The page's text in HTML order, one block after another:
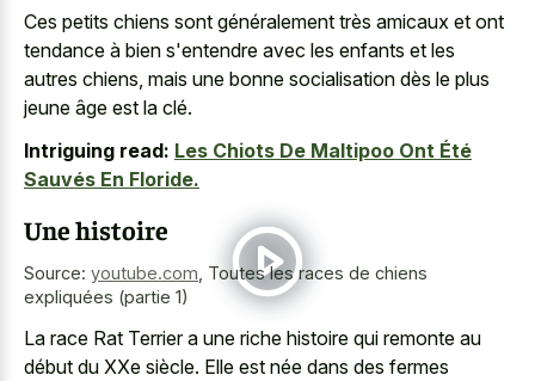
Ces petits chiens sont généralement très amicaux et ont
tendance à bien s'entendre avec les enfants et les
autres chiens, mais une bonne socialisation dès le plus
jeune âge est la clé.
Intriguing read: Les Chiots De Maltipoo Ont Été
Sauvés En Floride.
Une histoire
Source: youtube.com Toutes les races de chiens
expliquées (partie 1)
La race Rat Terrier a une riche histoire qui remonte au
début du XXe siècle. Elle est née dans des fermes